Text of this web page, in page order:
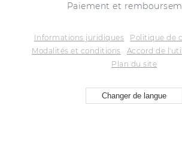
Paiement et
Informations juridiques
Politique de
Modalités et conditions
Accord de
Plan du site
Changer de langue